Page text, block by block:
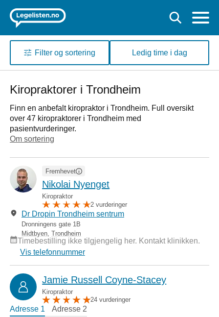
Filter og sortering Ledig time i dag
Kiropraktorer i Trondheim
Finn en anbefalt kiropraktor i Trondheim. Full oversikt
over 47 kiropraktorer i Trondheim med
pasientvurderinger.
Om sortering
Fremhevet
Nikolai Nyenget
Kiropraktor
2 vurderinger
Dr Dropin Trondheim sentrum
Dronningens gate 1B
Midtbyen Trondheim
Timebestilling ikke tilgjengelig her. Kontakt klinikken.
Vis telefonnummer
Jamie Russell Coyne-Stacey
Kiropraktor
24 vurderinger
Adresse 1 Adresse 2